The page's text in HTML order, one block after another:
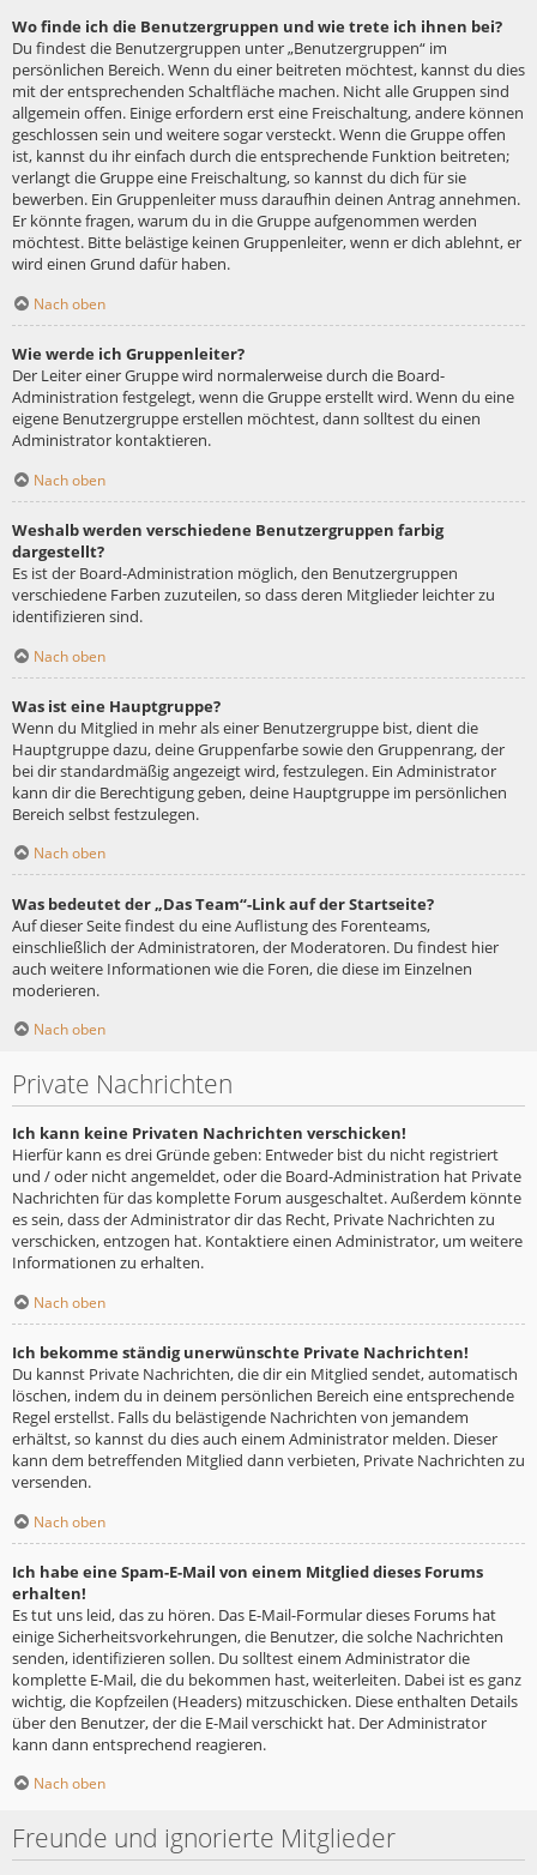
Wo finde ich die Benutzergruppen und wie trete ich ihnen bei?
Du findest die Benutzergruppen unter „Benutzergruppen“ im
persönlichen Bereich. Wenn du einer beitreten möchtest, kannst du dies
mit der entsprechenden Schaltfläche machen. Nicht alle Gruppen sind
allgemein offen. Einige erfordern erst eine Freischaltung, andere können
geschlossen sein und weitere sogar versteckt. Wenn die Gruppe offen
ist, kannst du ihr einfach durch die entsprechende Funktion beitreten;
verlangt die Gruppe eine Freischaltung, so kannst du dich für sie
bewerben. Ein Gruppenleiter muss daraufhin deinen Antrag annehmen.
Er könnte fragen, warum du in die Gruppe aufgenommen werden
möchtest. Bitte belästige keinen Gruppenleiter, wenn er dich ablehnt, er
wird einen Grund dafür haben.
Nach oben
Wie werde ich Gruppenleiter?
Der Leiter einer Gruppe wird normalerweise durch die Board-
Administration festgelegt, wenn die Gruppe erstellt wird. Wenn du eine
eigene Benutzergruppe erstellen möchtest, dann solltest du einen
Administrator kontaktieren.
Nach oben
Weshalb werden verschiedene Benutzergruppen farbig
dargestellt?
Es ist der Board-Administration möglich, den Benutzergruppen
verschiedene Farben zuzuteilen, so dass deren Mitglieder leichter zu
identifizieren sind.
Nach oben
Was ist eine Hauptgruppe?
Wenn du Mitglied in mehr als einer Benutzergruppe bist, dient die
Hauptgruppe dazu, deine Gruppenfarbe sowie den Gruppenrang, der
bei dir standardmäßig angezeigt wird, festzulegen. Ein Administrator
kann dir die Berechtigung geben, deine Hauptgruppe im persönlichen
Bereich selbst festzulegen.
Nach oben
Was bedeutet der „Das Team“-Link auf der Startseite?
Auf dieser Seite findest du eine Auflistung des Forenteams,
einschließlich der Administratoren, der Moderatoren. Du findest hier
auch weitere Informationen wie die Foren, die diese im Einzelnen
moderieren.
Nach oben
Private Nachrichten
Ich kann keine Privaten Nachrichten verschicken!
Hierfür kann es drei Gründe geben: Entweder bist du nicht registriert
und / oder nicht angemeldet, oder die Board-Administration hat Private
Nachrichten für das komplette Forum ausgeschaltet. Außerdem könnte
es sein, dass der Administrator dir das Recht, Private Nachrichten zu
verschicken, entzogen hat. Kontaktiere einen Administrator, um weitere
Informationen zu erhalten.
Nach oben
Ich bekomme ständig unerwünschte Private Nachrichten!
Du kannst Private Nachrichten, die dir ein Mitglied sendet, automatisch
löschen, indem du in deinem persönlichen Bereich eine entsprechende
Regel erstellst. Falls du belästigende Nachrichten von jemandem
erhältst, so kannst du dies auch einem Administrator melden. Dieser
kann dem betreffenden Mitglied dann verbieten, Private Nachrichten zu
versenden.
Nach oben
Ich habe eine Spam-E-Mail von einem Mitglied dieses Forums
erhalten!
Es tut uns leid, das zu hören. Das E-Mail-Formular dieses Forums hat
einige Sicherheitsvorkehrungen, die Benutzer, die solche Nachrichten
senden, identifizieren sollen. Du solltest einem Administrator die
komplette E-Mail, die du bekommen hast, weiterleiten. Dabei ist es ganz
wichtig, die Kopfzeilen (Headers) mitzuschicken. Diese enthalten Details
über den Benutzer, der die E-Mail verschickt hat. Der Administrator
kann dann entsprechend reagieren.
Nach oben
Freunde und ignorierte Mitglieder